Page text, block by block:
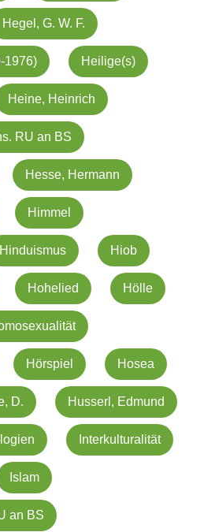
Hegel, G. W. F.
1976) Heilige(s)
Heine, Heinrich
RU an BS
Hesse, Hermann
Himmel
Hinduismus Hiob
Hohelied Hölle
Hörspiel Hosea
D. Husserl, Edmund
Interkulturalität
Islam
an BS